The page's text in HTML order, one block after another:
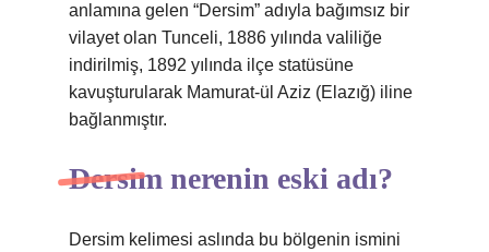
anlamına gelen “Dersim” adıyla bağımsız bir
vilayet olan Tunceli, 1886 yılında valiliğe
indirilmiş, 1892 yılında ilçe statüsüne
kavuşturularak Mamurat-ül Aziz (Elazığ) iline
bağlanmıştır.
Dersim nerenin eski adı?
Dersim kelimesi aslında bu bölgenin ismini